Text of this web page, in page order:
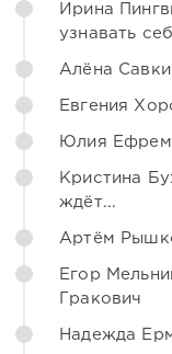
Ирина
узнавать
Алёна
Евгения
Юлия
Кристина
ждёт...
Артём
Егор
Гракович
Надежда